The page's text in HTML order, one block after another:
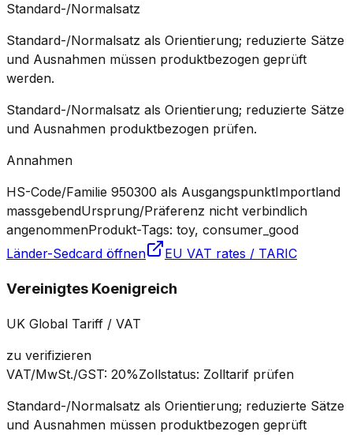
Standard-/Normalsatz
Standard-/Normalsatz als Orientierung; reduzierte Sätze
und Ausnahmen müssen produktbezogen geprüft
werden.
Standard-/Normalsatz als Orientierung; reduzierte Sätze
und Ausnahmen produktbezogen prüfen.
Annahmen
HS-Code/Familie 950300 als AusgangspunktImportland
massgebendUrsprung/Präferenz nicht verbindlich
angenommenProdukt-Tags: toy, consumer_good
Länder-Sedcard öffnen
EU VAT rates / TARIC
Vereinigtes Koenigreich
UK Global Tariff / VAT
zu verifizieren
VAT/MwSt./GST: 20%Zollstatus: Zolltarif prüfen
Standard-/Normalsatz als Orientierung; reduzierte Sätze
und Ausnahmen müssen produktbezogen geprüft